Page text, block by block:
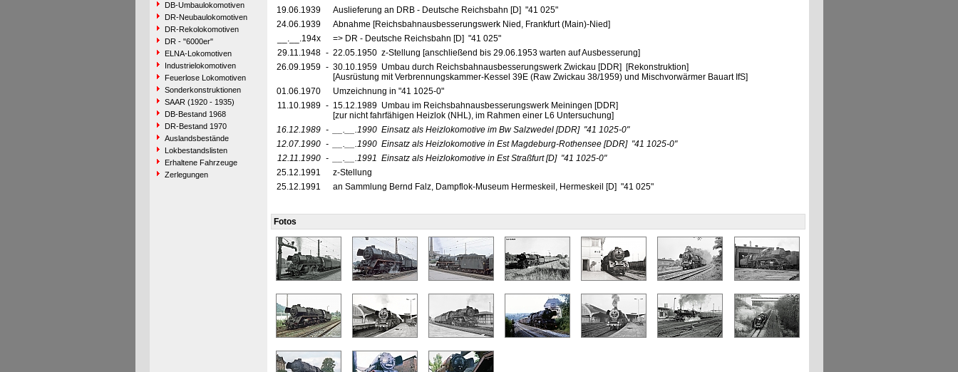
DB-Umbaulokomotiven
DR-Neubaulokomotiven
DR-Rekolokomotiven
DR - "6000er"
ELNA-Lokomotiven
Industrielokomotiven
Feuerlose Lokomotiven
Sonderkonstruktionen
SAAR (1920 - 1935)
DB-Bestand 1968
DR-Bestand 1970
Auslandsbestände
Lokbestandslisten
Erhaltene Fahrzeuge
Zerlegungen
19.06.1939
Auslieferung an DRB - Deutsche Reichsbahn [D] "41 025"
24.06.1939
Abnahme [Reichsbahnausbesserungswerk Nied, Frankfurt (Main)-Nied]
__.__.194x
=> DR - Deutsche Reichsbahn [D] "41 025"
29.11.1948 - 22.05.1950 z-Stellung [anschließend bis 29.06.1953 warten auf Ausbesserung]
26.09.1959 - 30.10.1959 Umbau durch Reichsbahnausbesserungswerk Zwickau [DDR] [Rekonstruktion]
[Ausrüstung mit Verbrennungskammer-Kessel 39E (Raw Zwickau 38/1959) und Mischvorwärmer Bauart IfS]
01.06.1970
Umzeichnung in "41 1025-0"
11.10.1989 - 15.12.1989 Umbau im Reichsbahnausbesserungswerk Meiningen [DDR]
[zur nicht fahrfähigen Heizlok (NHL), im Rahmen einer L6 Untersuchung]
16.12.1989 - __.__.1990 Einsatz als Heizlokomotive im Bw Salzwedel [DDR] "41 1025-0"
12.07.1990 - __.__.1990 Einsatz als Heizlokomotive in Est Magdeburg-Rothensee [DDR] "41 1025-0"
12.11.1990 - __.__.1991 Einsatz als Heizlokomotive in Est Straßfurt [D] "41 1025-0"
25.12.1991
z-Stellung
25.12.1991
an Sammlung Bernd Falz, Dampflok-Museum Hermeskeil, Hermeskeil [D] "41 025"
Fotos